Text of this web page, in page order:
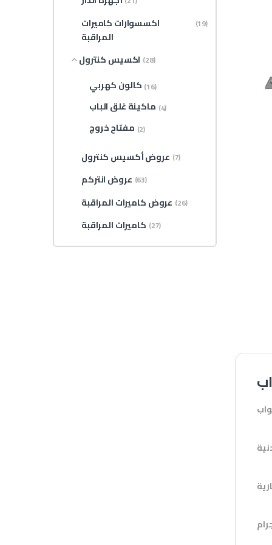
اكسسوارات كاميرات
المراقبة
(19)
اكسيس كنترول (28)
كالون كهربي (16)
ماكينة غلق الباب (4)
مفتاح خروج (2)
عروض أكسيس كنترول (7)
عروض انتركم (63)
عروض كاميرات المراقبة (26)
كاميرات المراقبة (27)